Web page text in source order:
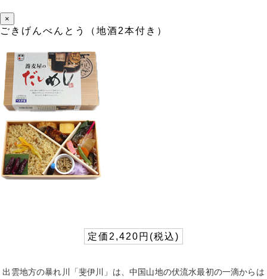
×
ごきげんべんとう（地酒2本付き）
定価2,420円(税込)
出雲地方の暴れ川「斐伊川」は、中国山地の伏流水最初の一滴からは